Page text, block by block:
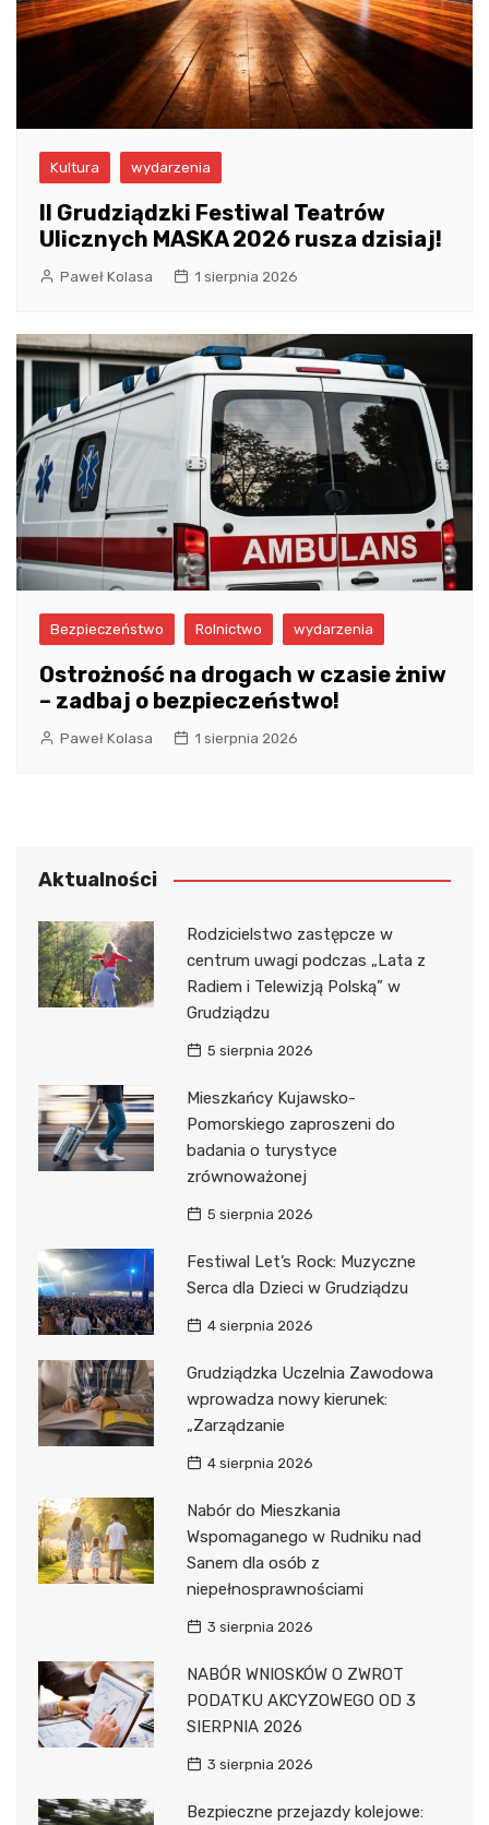
Kultura wydarzenia
II Grudziądzki Festiwal Teatrów
Ulicznych MASKA 2026 rusza dzisiaj!
Paweł Kolasa 1 sierpnia 2026
Bezpieczeństwo Rolnictwo wydarzenia
Ostrożność na drogach w czasie żniw
– zadbaj o bezpieczeństwo!
Paweł Kolasa 1 sierpnia 2026
Aktualności
Rodzicielstwo zastępcze w
centrum uwagi podczas „Lata z
Radiem i Telewizją Polską” w
Grudziądzu
5 sierpnia 2026
Mieszkańcy Kujawsko-
Pomorskiego zaproszeni do
badania o turystyce
zrównoważonej
5 sierpnia 2026
Festiwal Let’s Rock: Muzyczne
Serca dla Dzieci w Grudziądzu
4 sierpnia 2026
Grudziądzka Uczelnia Zawodowa
wprowadza nowy kierunek:
„Zarządzanie
4 sierpnia 2026
Nabór do Mieszkania
Wspomaganego w Rudniku nad
Sanem dla osób z
niepełnosprawnościami
3 sierpnia 2026
NABÓR WNIOSKÓW O ZWROT
PODATKU AKCYZOWEGO OD 3
SIERPNIA 2026
3 sierpnia 2026
Bezpieczne przejazdy kolejowe: